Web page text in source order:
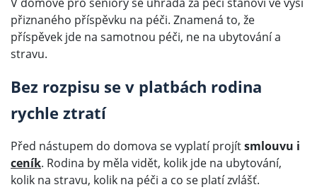
přiznaného příspěvku na péči. Znamená to, že
příspěvek jde na samotnou péči, ne na ubytování a
stravu.
Bez rozpisu se v platbách rodina
rychle ztratí
Před nástupem do domova se vyplatí projítsmlouvu i
ceník. Rodina by měla vidět, kolik jde na ubytování,
kolik na stravu, kolik na péči a co se platí zvlášť.